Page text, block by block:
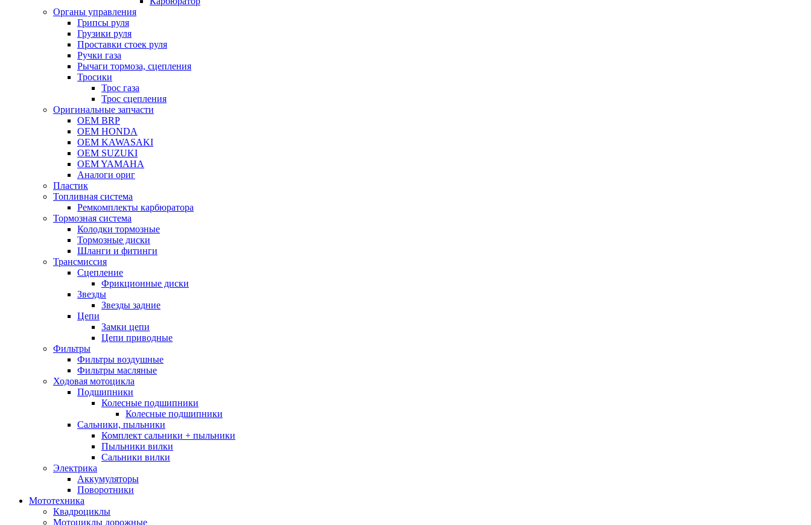
Органы управления
Грипсы руля
Грузики руля
Проставки стоек руля
Ручки газа
Рычаги тормоза, сцепления
Тросики
Трос газа
Трос сцепления
Оригинальные запчасти
OEM BRP
OEM HONDA
OEM KAWASAKI
OEM SUZUKI
OEM YAMAHA
Аналоги ориг
Пластик
Топливная система
Ремкомплекты карбюратора
Тормозная система
Колодки тормозные
Тормозные диски
Шланги и фитинги
Трансмиссия
Cцепление
Фрикционные диски
Звезды
Звезды задние
Цепи
Замки цепи
Цепи приводные
Фильтры
Фильтры воздушные
Фильтры масляные
Ходовая мотоцикла
Подшипники
Колесные подшипники
Колесные подшипники
Сальники, пыльники
Комплект сальники + пыльники
Пыльники вилки
Сальники вилки
Электрика
Аккумуляторы
Поворотники
Мототехника
Квадроциклы
Мотоциклы дорожные